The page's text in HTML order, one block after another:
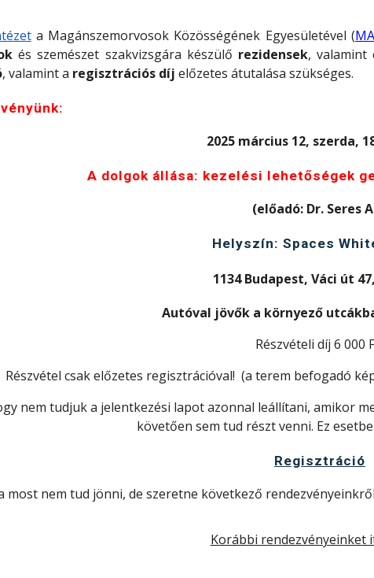
a Magánszemorvosok Közösségének Egyesületével (
és szemészet szakvizsgára készülő rezidensek, valamint
, valamint a regisztrációs díj előzetes átutalása szükséges.
2025 március 12, szerda,
A dolgok állása: kezelési lehetőségek
(előadó: Dr. Seres
Helyszín: Spaces
1134 Budapest, Váci út 47,
Autóval jövők a környező
Részvételi díj 6 000
Részvétel csak előzetes regisztrációval! (a terem befogadó
nem tudjuk a jelentkezési lapot azonnal leállítani, amikor
követően sem tud részt venni. Ez
Regisztráció
most nem tud jönni, de szeretne következő
Korábbi rendezvényeinket